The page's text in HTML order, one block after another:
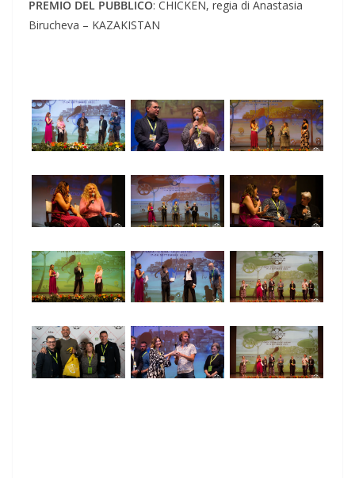
PREMIO DEL PUBBLICO: CHICKEN, regia di Anastasia
Birucheva – KAZAKISTAN